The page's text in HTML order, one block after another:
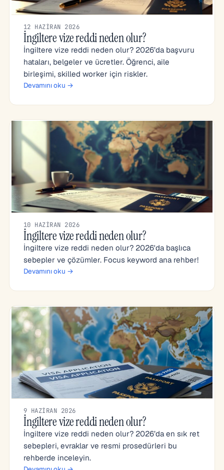
12 HAZIRAN 2026
İngiltere vize reddi neden olur?
İngiltere vize reddi neden olur? 2026’da başvuru
hataları, belgeler ve ücretler. Öğrenci, aile
birleşimi, skilled worker için riskler.
Devamını oku →
10 HAZIRAN 2026
İngiltere vize reddi neden olur?
İngiltere vize reddi neden olur? 2026'da başlıca
sebepler ve çözümler. Focus keyword ana rehber!
Devamını oku →
9 HAZIRAN 2026
İngiltere vize reddi neden olur?
İngiltere vize reddi neden olur? 2026’da en sık ret
sebepleri, evraklar ve resmi prosedürleri bu
rehberde inceleyin.